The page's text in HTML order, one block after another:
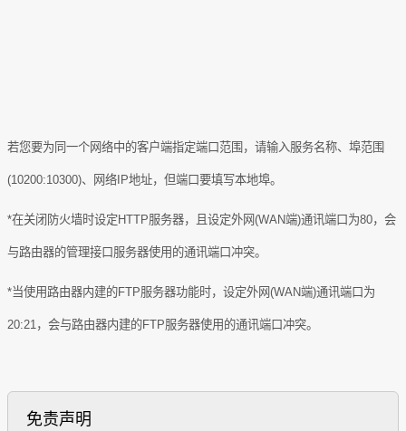
若您要为同一个网络中的客户端指定端口范围，请输入服务名称、埠范围
(10200:10300)、网络IP地址，但端口要填写本地埠。
*在关闭防火墙时设定HTTP服务器，且设定外网(WAN端)通讯端口为80，会
与路由器的管理接口服务器使用的通讯端口冲突。
*当使用路由器内建的FTP服务器功能时，设定外网(WAN端)通讯端口为
20:21 ，会与路由器内建的FTP服务器使用的通讯端口冲突。
免责声明